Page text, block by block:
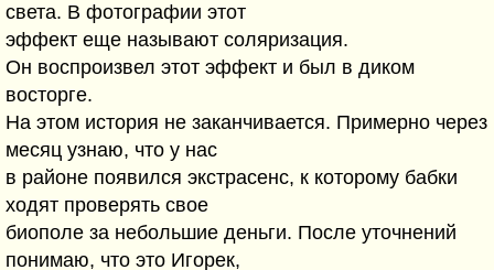
света. В фотографии этот
эффект еще называют соляризация.
Он воспроизвел этот эффект и был в диком
восторге.
На этом история не заканчивается. Примерно через
месяц узнаю, что у нас
в районе появился экстрасенс, к которому бабки
ходят проверять свое
биополе за небольшие деньги. После уточнений
понимаю, что это Игорек,